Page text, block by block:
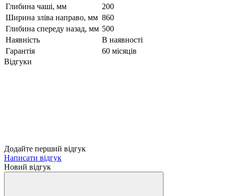
Глибина чаші, мм
200
Ширина зліва направо, мм 860
Глибина спереду назад, мм 500
Наявність
В наявності
Гарантія
60 місяців
Відгуки
Додайте перший відгук
Написати відгук
Новий відгук